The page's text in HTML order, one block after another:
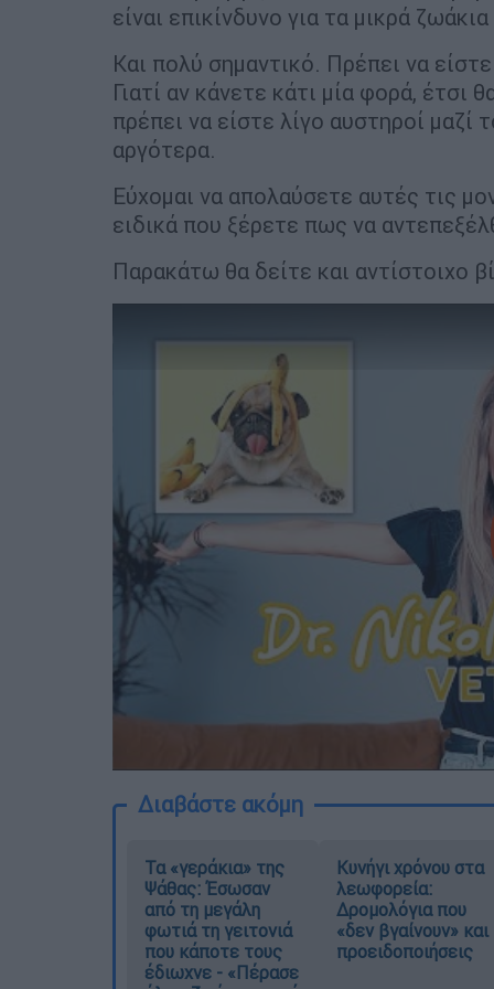
είναι επικίνδυνο για τα μικρά
Και πολύ σημαντικό. Πρέπει να
Γιατί αν κάνετε κάτι μία φορά, έτσι
πρέπει να είστε λίγο αυστηροί μαζί
αργότερα.
Εύχομαι να απολαύσετε αυτές τις
ειδικά που ξέρετε πως να
Παρακάτω θα δείτε και αντίστοιχο
Διαβάστε ακόμη
Τα «γεράκια» της
Ψάθας: Έσωσαν
από τη μεγάλη
φωτιά τη γειτονιά
που κάποτε τους
έδιωχνε - «Πέρασε
Κυνήγι χρόνου στα
λεωφορεία:
Δρομολόγια που
«δεν βγαίνουν» και
προειδοποιήσεις